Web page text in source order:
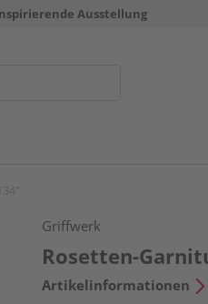
Ausstellung
Griffwerk
Rosetten-
Artikelinformationen